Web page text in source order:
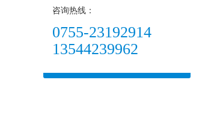
咨询热线：
0755-23192914
13544239962